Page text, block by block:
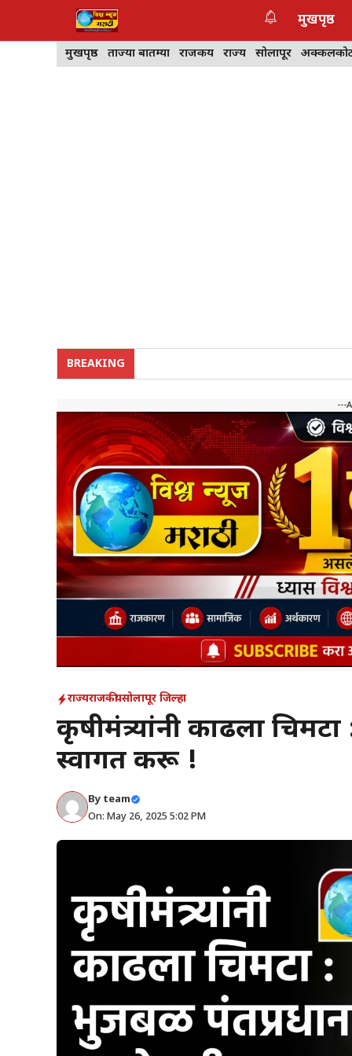
मुखपृष्ठ
मुखपृष्ठ ताज्या बातम्या राजकीय राज्य सोलापूर
BREAKING
---
राज्यराजकीयसोलापूर जिल्हा
कृषीमंत्र्यांनी काढला
स्वागत करू !
By team
On: May 26, 2025 5:02 PM